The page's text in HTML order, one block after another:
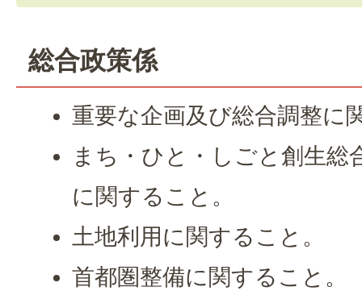
総合政策係
重要な企画及び総合調整に
まち・ひと・しごと創生総
に関すること。
土地利用に関すること。
首都圏整備に関すること。